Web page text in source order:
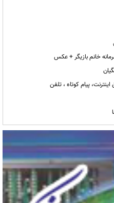
خانم بازیگر + عکس
پیام کوتاه ، تلفن